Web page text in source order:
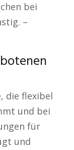
bei
–
die flexibel
und bei
für
und